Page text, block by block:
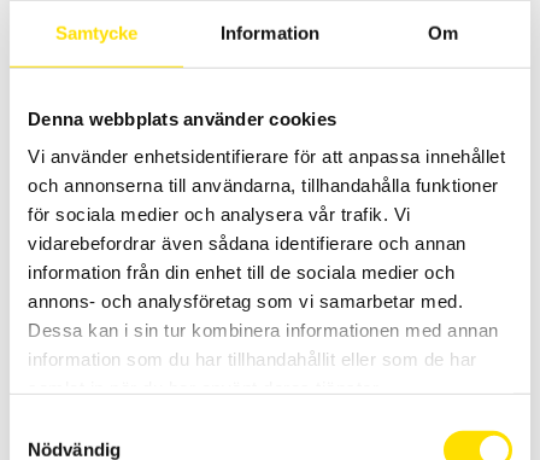
Samtycke Information Om
Denna webbplats använder cookies
Vi använder enhetsidentifierare för att anpassa innehållet
och annonserna till användarna, tillhandahålla funktioner
för sociala medier och analysera vår trafik. Vi
vidarebefordrar även sådana identifierare och annan
information från din enhet till de sociala medier och
annons- och analysföretag som vi samarbetar med.
Dessa kan i sin tur kombinera informationen med annan
information som du har tillhandahållit eller som de har
Nödvändig
CA6292 µ-ohmmätare 200 A
130,900.00 KR
Relaterade produkter